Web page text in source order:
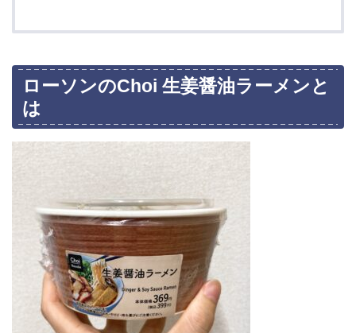
ローソンのChoi 生姜醤油ラーメンと
は